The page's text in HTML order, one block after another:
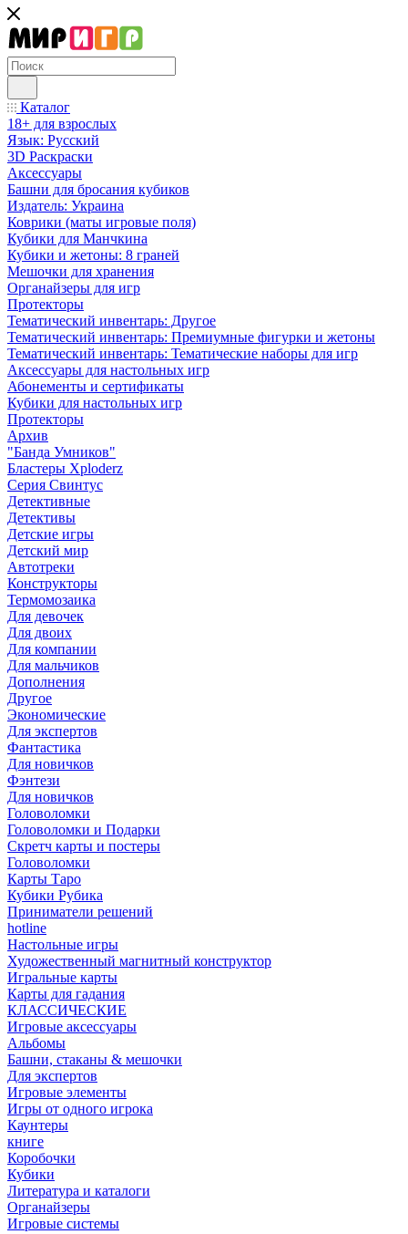
Каталог
18+ для взрослых
Язык: Русский
3D Раскраски
Аксессуары
Башни для бросания кубиков
Издатель: Украина
Коврики (маты игровые поля)
Кубики для Манчкина
Кубики и жетоны: 8 граней
Мешочки для хранения
Органайзеры для игр
Протекторы
Тематический инвентарь: Другое
Тематический инвентарь: Премиумные фигурки и жетоны
Тематический инвентарь: Тематические наборы для игр
Аксессуары для настольных игр
Абонементы и сертификаты
Кубики для настольных игр
Протекторы
Архив
"Банда Умников"
Бластеры Xploderz
Cерия Свинтус
Детективные
Детективы
Детские игры
Детский мир
Автотреки
Конструкторы
Термомозаика
Для девочек
Для двоих
Для компании
Для мальчиков
Дополнения
Другое
Экономические
Для экспертов
Фантастика
Для новичков
Фэнтези
Для новичков
Головоломки
Головоломки и Подарки
Cкретч карты и постеры
Головоломки
Карты Таро
Кубики Рубика
Приниматели решений
hotline
Настольные игры
Художественный магнитный конструктор
Игральные карты
Карты для гадания
КЛАССИЧЕСКИЕ
Игровые аксессуары
Альбомы
Башни, стаканы & мешочки
Для экспертов
Игровые элементы
Игры от одного игрока
Каунтеры
книге
Коробочки
Кубики
Литература и каталоги
Органайзеры
Игровые системы